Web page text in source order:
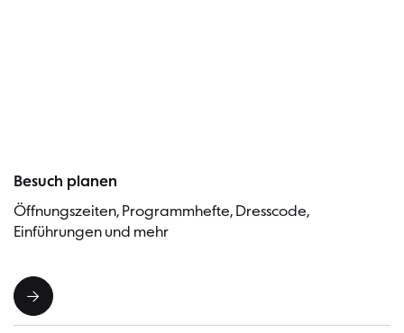
Besuch planen
Öffnungszeiten, Programmhefte, Dresscode,
Einführungen und mehr